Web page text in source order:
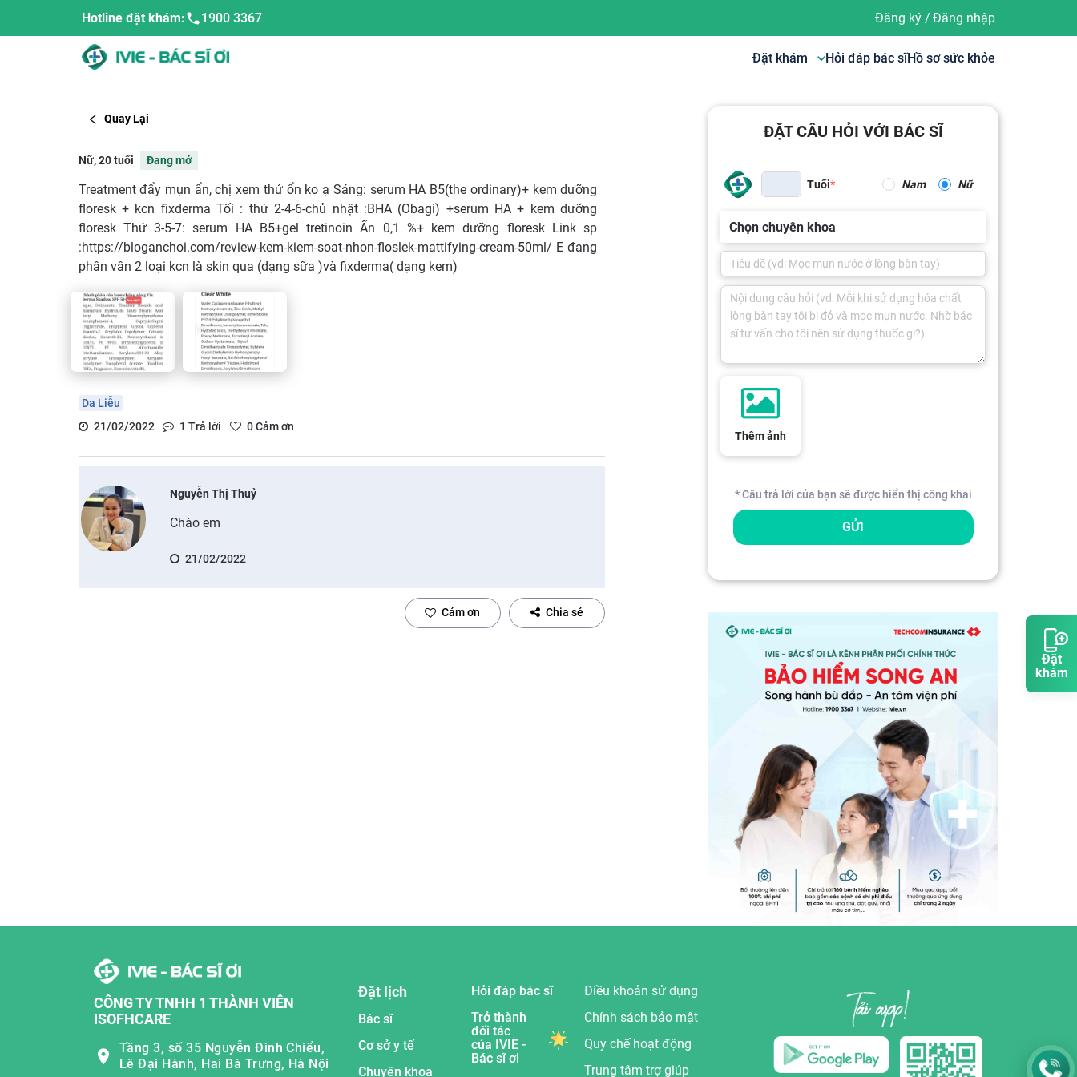
Đặt
khám
Hotline đặt khám: 1900 3367 Đăng ký/ Đăng nhập
Đặt khám Hỏi đáp bác sĩHồ sơ sức khỏe
Quay Lại
Nữ, 20 tuổi Đang mở
Treatment đẩy mụn ẩn, chị xem thử ổn ko ạ Sáng: serum HA B5(the ordinary)+ kem dưỡng
floresk + kcn fixderma Tối : thứ 2-4-6-chủ nhật :BHA (Obagi) +serum HA + kem dưỡng
floresk Thứ 3-5-7: serum HA B5+gel tretinoin Ấn 0,1 %+ kem dưỡng floresk Link sp
:https://bloganchoi.com/review-kem-kiem-soat-nhon-floslek-mattifying-cream-50ml/ E đang
phân vân 2 loại kcn là skin qua (dạng sữa )và fixderma( dạng kem)
Da Liễu
21/02/2022
1 Trả lời 0Cảm ơn
Nguyễn Thị Thuỷ
Chào em
21/02/2022
Cảm ơn Chia sẻ
ĐẶT CÂU HỎI VỚI BÁC SĨ
Tuổi Nam Nữ
Chọn chuyên khoa
Thêm ảnh
* Câu trả lời của bạn sẽ được hiển thị công khai
GỬI
CÔNG TY TNHH 1 THÀNH VIÊN
ISOFHCARE
Tầng 3, số 35 Nguyễn Đình Chiểu,
Lê Đại Hành, Hai Bà Trưng, Hà Nội
Đặt lịch
Bác sĩ
Cơ sở y tế
Chuyên khoa
Hỏi đáp bác sĩ
Trở thành
đối tác
của IVIE -
Bác sĩ ơi
Điều khoản sử dụng
Chính sách bảo mật
Quy chế hoạt động
Trung tâm trợ giúp